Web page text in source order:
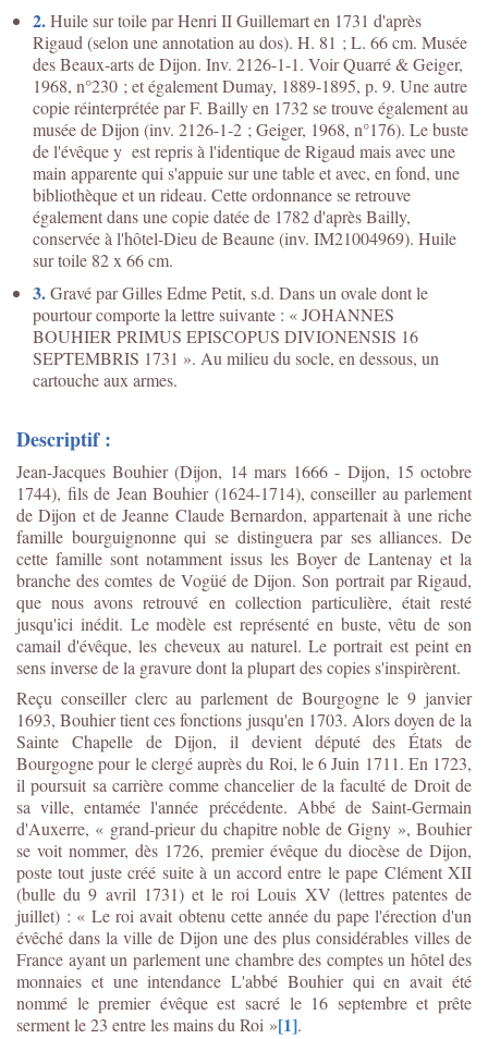
2.Huile sur toile par Henri II Guillemart en 1731 d'après
Rigaud (selon une annotation au dos). H. 81 ; L. 66 cm. Musée
des Beaux-arts de Dijon. Inv. 2126-1-1. Voir Quarré & Geiger,
1968, n°230 ; et également Dumay, 1889-1895, p. 9. Une autre
copie réinterprétée par F. Bailly en 1732 se trouve également au
musée de Dijon (inv. 2126-1-2 ; Geiger, 1968, n°176). Le buste
de l'évêque y est repris à l'identique de Rigaud mais avec une
main apparente qui s'appuie sur une table et avec, en fond, une
bibliothèque et un rideau. Cette ordonnance se retrouve
également dans une copie datée de 1782 d'après Bailly,
conservée à l'hôtel-Dieu de Beaune (inv. IM21004969). Huile
sur toile 82 x 66 cm.
3.Gravé par Gilles Edme Petit, s.d. Dans un ovale dont le
pourtour comporte la lettre suivante : « JOHANNES
BOUHIER PRIMUS EPISCOPUS DIVIONENSIS 16
SEPTEMBRIS 1731 ». Au milieu du socle, en dessous, un
cartouche aux armes.
Descriptif :
Jean-Jacques Bouhier (Dijon, 14 mars 1666 - Dijon, 15 octobre
1744), fils de Jean Bouhier (1624-1714), conseiller au parlement
de Dijon et de Jeanne Claude Bernardon, appartenait à une riche
famille bourguignonne qui se distinguera par ses alliances. De
cette famille sont notamment issus les Boyer de Lantenay et la
branche des comtes de Vogüé de Dijon. Son portrait par Rigaud,
que nous avons retrouvé en collection particulière, était resté
jusqu'ici inédit. Le modèle est représenté en buste, vêtu de son
camail d'évêque, les cheveux au naturel. Le portrait est peint en
sens inverse de la gravure dont la plupart des copies s'inspirèrent.
Reçu conseiller clerc au parlement de Bourgogne le 9 janvier
1693, Bouhier tient ces fonctions jusqu'en 1703. Alors doyen de la
Sainte Chapelle de Dijon, il devient député des États de
Bourgogne pour le clergé auprès du Roi, le 6 Juin 1711. En 1723,
il poursuit sa carrière comme chancelier de la faculté de Droit de
sa ville, entamée l'année précédente. Abbé de Saint-Germain
d'Auxerre, « grand-prieur du chapitre noble de Gigny », Bouhier
se voit nommer, dès 1726, premier évêque du diocèse de Dijon,
poste tout juste créé suite à un accord entre le pape Clément XII
(bulle du 9 avril 1731) et le roi Louis XV (lettres patentes de
juillet) : « Le roi avait obtenu cette année du pape l'érection d'un
évêché dans la ville de Dijon une des plus considérables villes de
France ayant un parlement une chambre des comptes un hôtel des
monnaies et une intendance L'abbé Bouhier qui en avait été
nommé le premier évêque est sacré le 16 septembre et prête
serment le 23 entre les mains du Roi »[1].